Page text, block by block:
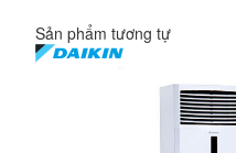
Sản phẩm tương tự